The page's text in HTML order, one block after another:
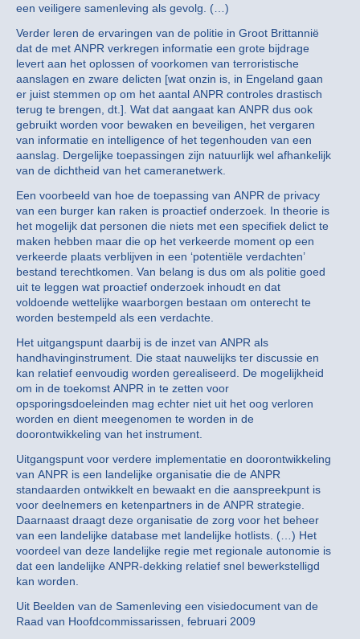
een veiligere samenleving als gevolg. (…)
Verder leren de ervaringen van de politie in Groot Brittannië
dat de met ANPR verkregen informatie een grote bijdrage
levert aan het oplossen of voorkomen van terroristische
aanslagen en zware delicten [wat onzin is, in Engeland gaan
er juist stemmen op om het aantal ANPR controles drastisch
terug te brengen, dt.]. Wat dat aangaat kan ANPR dus ook
gebruikt worden voor bewaken en beveiligen, het vergaren
van informatie en intelligence of het tegenhouden van een
aanslag. Dergelijke toepassingen zijn natuurlijk wel afhankelijk
van de dichtheid van het cameranetwerk.
Een voorbeeld van hoe de toepassing van ANPR de privacy
van een burger kan raken is proactief onderzoek. In theorie is
het mogelijk dat personen die niets met een specifiek delict te
maken hebben maar die op het verkeerde moment op een
verkeerde plaats verblijven in een ‘potentiële verdachten’
bestand terechtkomen. Van belang is dus om als politie goed
uit te leggen wat proactief onderzoek inhoudt en dat
voldoende wettelijke waarborgen bestaan om onterecht te
worden bestempeld als een verdachte.
Het uitgangspunt daarbij is de inzet van ANPR als
handhavinginstrument. Die staat nauwelijks ter discussie en
kan relatief eenvoudig worden gerealiseerd. De mogelijkheid
om in de toekomst ANPR in te zetten voor
opsporingsdoeleinden mag echter niet uit het oog verloren
worden en dient meegenomen te worden in de
doorontwikkeling van het instrument.
Uitgangspunt voor verdere implementatie en doorontwikkeling
van ANPR is een landelijke organisatie die de ANPR
standaarden ontwikkelt en bewaakt en die aanspreekpunt is
voor deelnemers en ketenpartners in de ANPR strategie.
Daarnaast draagt deze organisatie de zorg voor het beheer
van een landelijke database met landelijke hotlists. (…) Het
voordeel van deze landelijke regie met regionale autonomie is
dat een landelijke ANPR-dekking relatief snel bewerkstelligd
kan worden.
Uit Beelden van de Samenleving een visiedocument van de
Raad van Hoofdcommissarissen, februari 2009